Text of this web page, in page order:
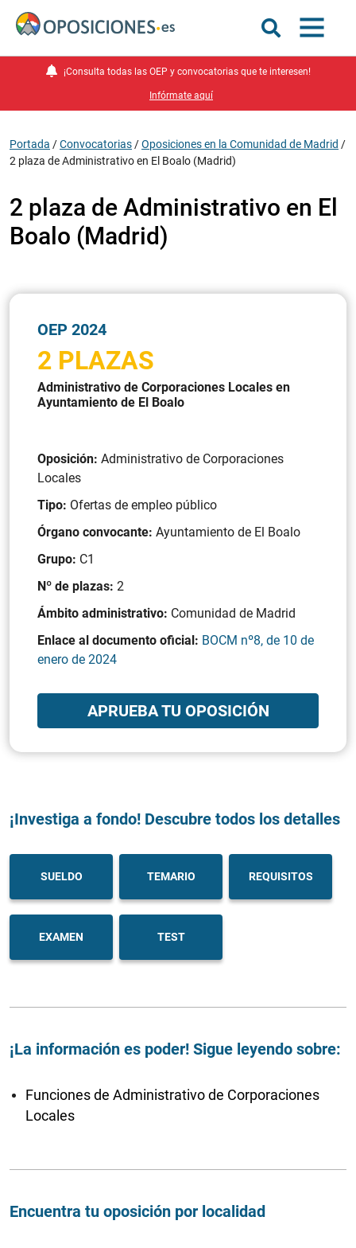
¡Consulta todas las OEP y convocatorias que te interesen!
Infórmate aquí
Portada /Convocatorias /Oposiciones en la Comunidad de Madrid /
2 plaza de Administrativo en El Boalo (Madrid)
2 plaza de Administrativo en El
Boalo (Madrid)
OEP 2024
2 PLAZAS
Administrativo de Corporaciones Locales en
Ayuntamiento de El Boalo
Oposición: Administrativo de Corporaciones
Locales
Tipo: Ofertas de empleo público
Órgano convocante: Ayuntamiento de El Boalo
Grupo: C1
Nº de plazas: 2
Ámbito administrativo: Comunidad de Madrid
Enlace al documento oficial: BOCM nº8, de 10 de
enero de 2024
APRUEBA TU OPOSICIÓN
¡Investiga a fondo! Descubre todos los detalles
SUELDO TEMARIO REQUISITOS
EXAMEN TEST
¡La información es poder! Sigue leyendo sobre:
Funciones de Administrativo de Corporaciones
Locales
Encuentra tu oposición por localidad